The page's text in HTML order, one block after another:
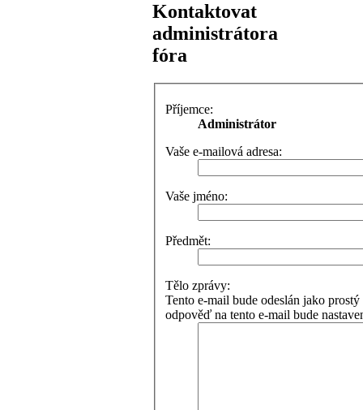
Kontaktovat
administrátora
fóra
Příjemce:
Administrátor
Vaše e-mailová adresa:
Vaše jméno:
Předmět:
Tělo zprávy:
Tento e-mail bude odeslán jako
odpověď na tento e-mail bude